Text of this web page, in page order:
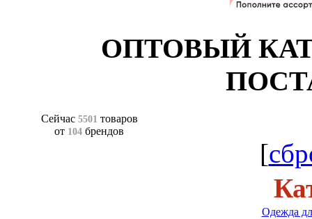
ОПТОВЫЙ
Сейчас 5501 товаров
от 104 брендов
[
Одежда